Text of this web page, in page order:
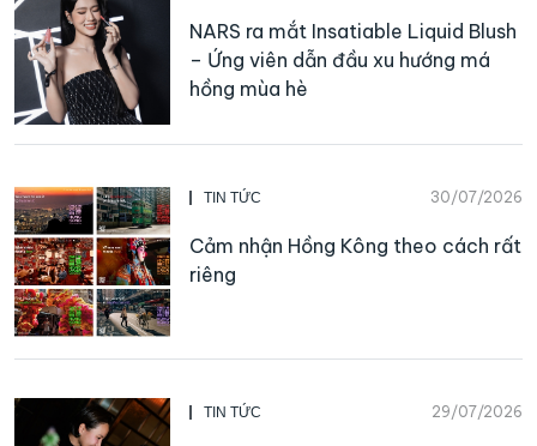
NARS ra mắt Insatiable Liquid Blush
– Ứng viên dẫn đầu xu hướng má
hồng mùa hè
TIN TỨC 30/07/2026
Cảm nhận Hồng Kông theo cách rất
riêng
TIN TỨC 29/07/2026